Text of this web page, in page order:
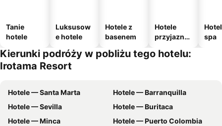
Tanie
hotele
Luksusow
e hotele
Hotele z
basenem
Hotele
przyjazne
m
spa
Kierunki podróży w pobliżu tego hotelu:
Irotama Resort
Hotele — Santa Marta
Hotele — Barranquilla
Hotele — Sevilla
Hotele — Buritaca
Hotele — Minca
Hotele — Puerto Colombia